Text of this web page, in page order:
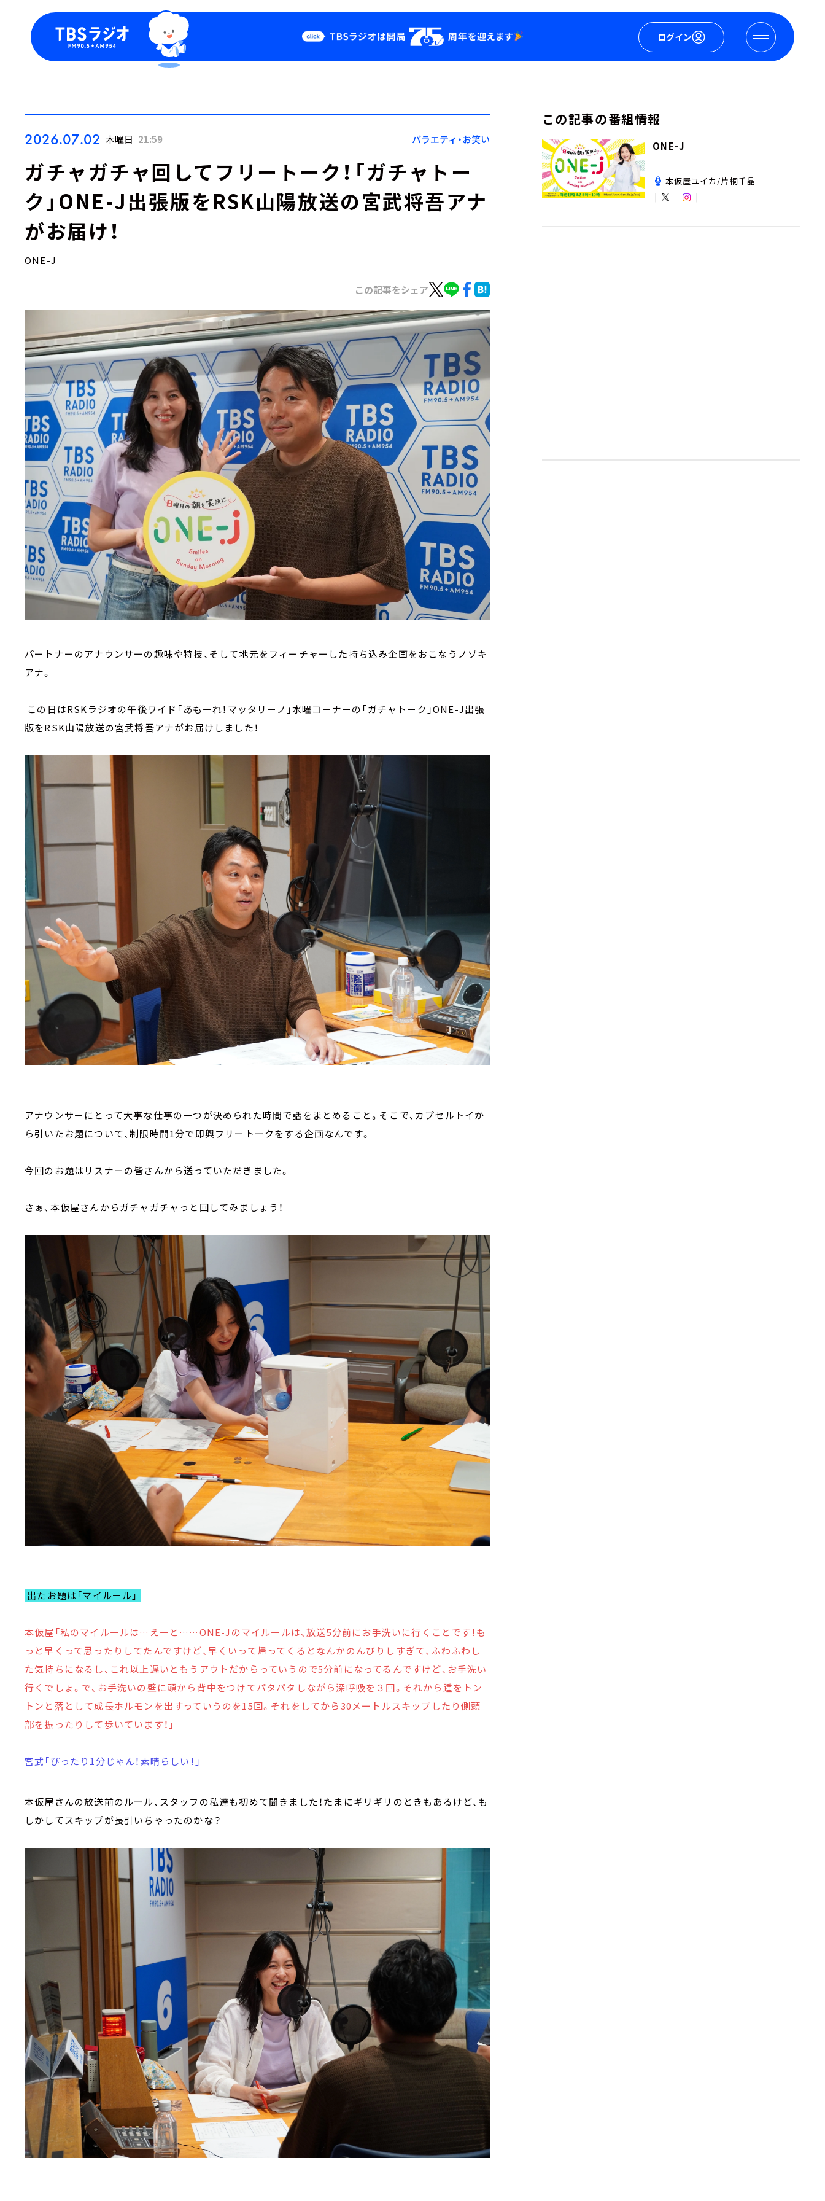
ログイン
Podcast
YouTube
会社情報
2026.07.02 木曜日 21:59 バラエティ・お笑い
ガチャガチャ回してフリートーク！「ガチャトー
ク」ONE-J出張版をRSK山陽放送の宮武将吾アナ
がお届け！
ONE-J
この記事をシェア
パートナーのアナウンサーの趣味や特技、そして地元をフィーチャーした持ち込み企画をおこなうノゾキ
アナ。
この日はRSKラジオの午後ワイド「あもーれ！マッタリーノ」水曜コーナーの「ガチャトーク」ONE-J出張
版をRSK山陽放送の宮武将吾アナがお届けしました！
アナウンサーにとって大事な仕事の一つが決められた時間で話をまとめること。そこで、カプセルトイか
ら引いたお題について、制限時間1分で即興フリートークをする企画なんです。
今回のお題はリスナーの皆さんから送っていただきました。
さぁ、本仮屋さんからガチャガチャっと回してみましょう！
出たお題は「マイルール」
本仮屋「私のマイルールは…えーと……ONE-Jのマイルールは、放送5分前にお手洗いに行くことです！も
っと早くって思ったりしてたんですけど、早くいって帰ってくるとなんかのんびりしすぎて、ふわふわし
た気持ちになるし、これ以上遅いともうアウトだからっていうので5分前になってるんですけど、お手洗い
行くでしょ。で、お手洗いの壁に頭から背中をつけてパタパタしながら深呼吸を３回。それから踵をトン
トンと落として成長ホルモンを出すっていうのを15回。それをしてから30メートルスキップしたり側頭
部を振ったりして歩いています！」
宮武「ぴったり1分じゃん！素晴らしい！」
本仮屋さんの放送前のルール、スタッフの私達も初めて聞きました！たまにギリギリのときもあるけど、も
しかしてスキップが長引いちゃったのかな？
この記事の番組情報
ONE-J
本仮屋ユイカ/片桐千晶